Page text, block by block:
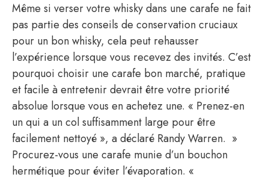
Même si verser votre whisky dans une carafe ne fait
pas partie des conseils de conservation cruciaux
pour un bon whisky, cela peut rehausser
l’expérience lorsque vous recevez des invités. C’est
pourquoi choisir une carafe bon marché, pratique
et facile à entretenir devrait être votre priorité
absolue lorsque vous en achetez une. « Prenez-en
un qui a un col suffisamment large pour être
facilement nettoyé », a déclaré Randy Warren. »
Procurez-vous une carafe munie d’un bouchon
hermétique pour éviter l’évaporation. «